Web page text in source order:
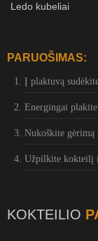
Ledo kubeliai
PARUOŠIMAS:
Į plaktuvą
Energingai
Nukoškite gėrimą
Užpilkite kokteilį
KOKTEILIO